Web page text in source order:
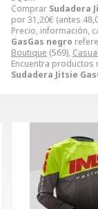
Comprar Sudadera
por31,20€ (antes
Precio, información,
GasGas negro
Boutique (569), Casual
Encuentra
Sudadera Jitsie